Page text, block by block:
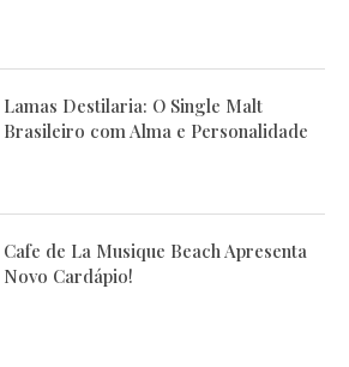
Lamas Destilaria: O Single Malt
Brasileiro com Alma e Personalidade
Cafe de La Musique Beach Apresenta
Novo Cardápio!